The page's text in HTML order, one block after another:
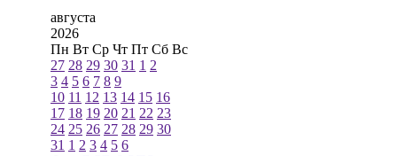
августа
2026
Пн Вт Ср Чт Пт Сб Вс
27 28 29 30 31 1 2
3 4 5 6 7 8 9
10 11 12 13 14 15 16
17 18 19 20 21 22 23
24 25 26 27 28 29 30
31 1 2 3 4 5 6